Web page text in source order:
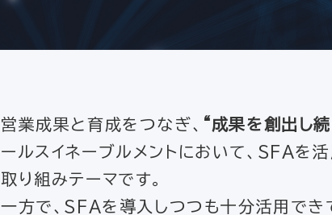
営業成果と育成をつなぎ、 “成果を創出し
ールスイネーブルメントにおいて、SFAを
取り組みテーマです。
一方で、SFAを導入しつつも十分活用で